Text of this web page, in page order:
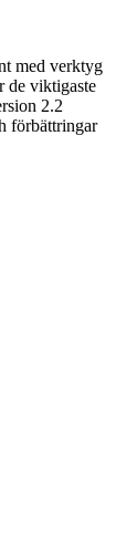
med verktyg
de viktigaste
2.2
förbättringar